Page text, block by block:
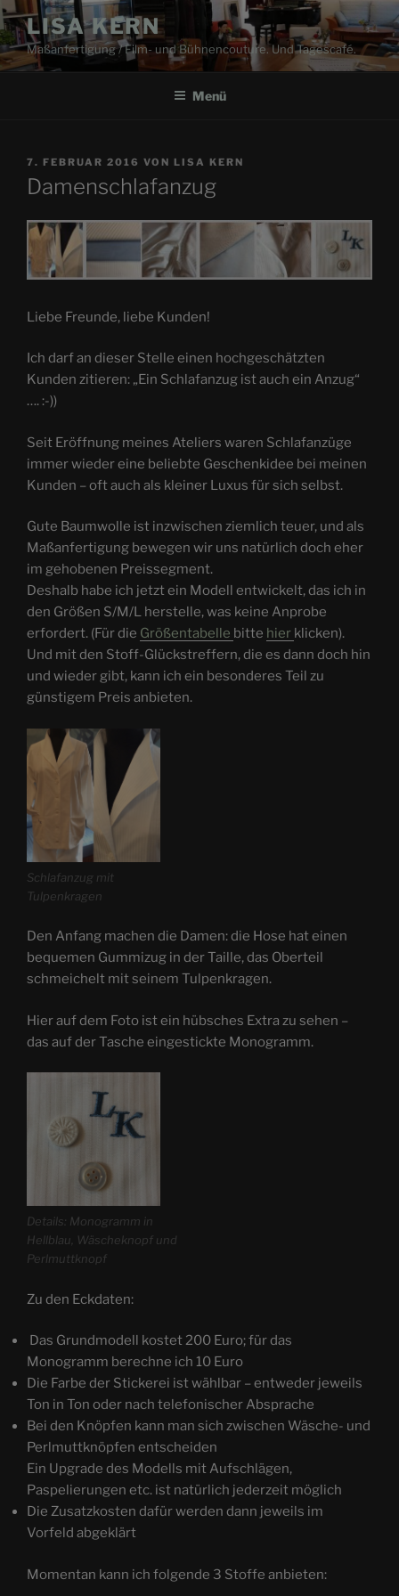
Zum
Inhalt
springen
LISA KERN
Maßanfertigung / Film- und Bühnencouture. Und Tagescafé.
Menü
VERÖFFENTLICHT
AM
7. FEBRUAR 2016 VON LISA KERN
Damenschlafanzug
Liebe Freunde, liebe Kunden!
Ich darf an dieser Stelle einen hochgeschätzten
Kunden zitieren: „Ein Schlafanzug ist auch ein Anzug“
…. :-))
Seit Eröffnung meines Ateliers waren Schlafanzüge
immer wieder eine beliebte Geschenkidee bei meinen
Kunden – oft auch als kleiner Luxus für sich selbst.
Gute Baumwolle ist inzwischen ziemlich teuer, und als
Maßanfertigung bewegen wir uns natürlich doch eher
im gehobenen Preissegment.
Deshalb habe ich jetzt ein Modell entwickelt, das ich in
den Größen S/M/L herstelle, was keine Anprobe
erfordert. (Für die Größentabelle bitte hier klicken).
Und mit den Stoff-Glückstreffern, die es dann doch hin
und wieder gibt, kann ich ein besonderes Teil zu
günstigem Preis anbieten.
Schlafanzug mit
Tulpenkragen
Den Anfang machen die Damen: die Hose hat einen
bequemen Gummizug in der Taille, das Oberteil
schmeichelt mit seinem Tulpenkragen.
Hier auf dem Foto ist ein hübsches Extra zu sehen –
das auf der Tasche eingestickte Monogramm.
Details: Monogramm in
Hellblau, Wäscheknopf und
Perlmuttknopf
Zu den Eckdaten:
Das Grundmodell kostet 200 Euro; für das
Monogramm berechne ich 10 Euro
Die Farbe der Stickerei ist wählbar – entweder jeweils
Ton in Ton oder nach telefonischer Absprache
Bei den Knöpfen kann man sich zwischen Wäsche- und
Perlmuttknöpfen entscheiden
Ein Upgrade des Modells mit Aufschlägen,
Paspelierungen etc. ist natürlich jederzeit möglich
Die Zusatzkosten dafür werden dann jeweils im
Vorfeld abgeklärt
Momentan kann ich folgende 3 Stoffe anbieten: